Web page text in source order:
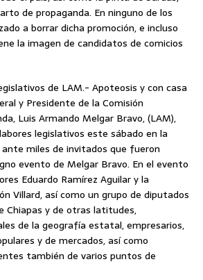
de propaganda. En ninguno de los
a borrar dicha promoción, e incluso
la imagen de candidatos de comicios
de LAM.- Apoteosis y con casa
y Presidente de la Comisión
Luis Armando Melgar Bravo, (LAM),
legislativos este sábado en la
ante miles de invitados que fueron
evento de Melgar Bravo. En el evento
Eduardo Ramírez Aguilar y la
Villard, así como un grupo de diputados
Chiapas y de otras latitudes,
de la geografía estatal, empresarios,
y de mercados, así como
también de varios puntos de